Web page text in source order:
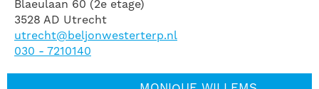
Blaeulaan 60 (2e etage)
3528 AD Utrecht
utrecht@beljonwesterterp.nl
030 - 7210140